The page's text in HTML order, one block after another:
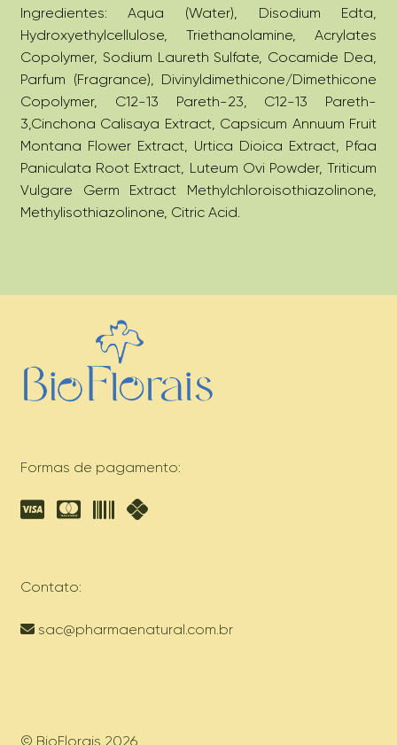
Ingredientes: Aqua (Water), Disodium Edta,
Hydroxyethylcellulose, Triethanolamine, Acrylates
Copolymer, Sodium Laureth Sulfate, Cocamide Dea,
Parfum (Fragrance), Divinyldimethicone/Dimethicone
Copolymer, C12-13 Pareth-23, C12-13 Pareth-
3,Cinchona Calisaya Extract, Capsicum Annuum Fruit
Montana Flower Extract, Urtica Dioica Extract, Pfaa
Paniculata Root Extract, Luteum Ovi Powder, Triticum
Vulgare Germ Extract Methylchloroisothiazolinone,
Methylisothiazolinone, Citric Acid.
Formas de pagamento:
Contato:
sac@pharmaenatural.com.br
© BioFlorais 2026